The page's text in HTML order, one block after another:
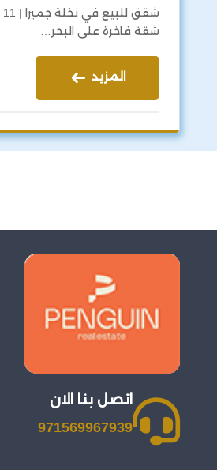
شقة فاخرة على البحر…
المزيد
اتصل بنا الان
971569967939